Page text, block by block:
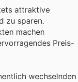
attraktive
zu sparen.
machen
Preis-
wechselnden